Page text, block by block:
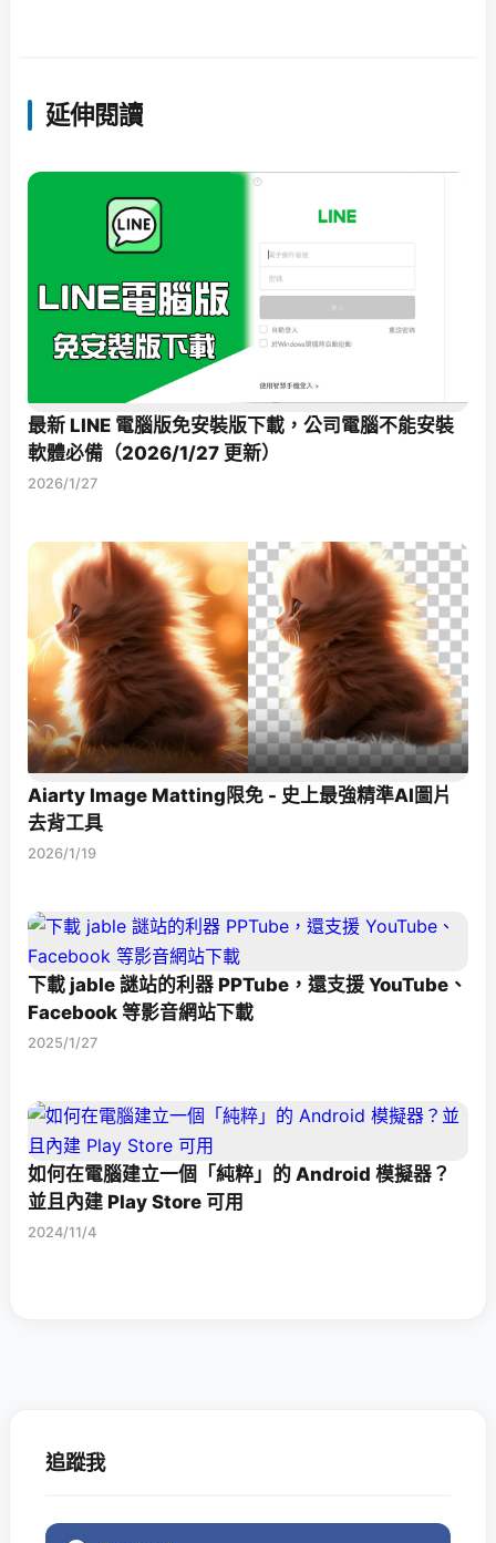
延伸閱讀
最新 LINE 電腦版免安裝版下載，公司電腦不能安裝
軟體必備（2026/1/27 更新）
2026/1/27
Aiarty Image Matting限免 - 史上最強精準AI圖片
去背工具
2026/1/19
下載 jable 謎站的利器 PPTube，還支援 YouTube、
Facebook 等影音網站下載
2025/1/27
如何在電腦建立一個「純粹」的 Android 模擬器？
並且內建 Play Store 可用
2024/11/4
追蹤我